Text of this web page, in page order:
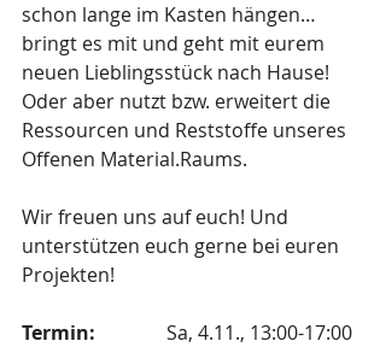
schon lange im Kasten hängen…
bringt es mit und geht mit eurem
neuen Lieblingsstück nach Hause!
Oder aber nutzt bzw. erweitert die
Ressourcen und Reststoffe unseres
Offenen Material.Raums.
Wir freuen uns auf euch! Und
unterstützen euch gerne bei euren
Projekten!
Termin: